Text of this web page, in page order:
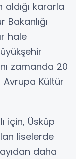
aldığı kararla
hale
zamanda 20
Avrupa Kültür
için, Üsküp
liselerde
daha